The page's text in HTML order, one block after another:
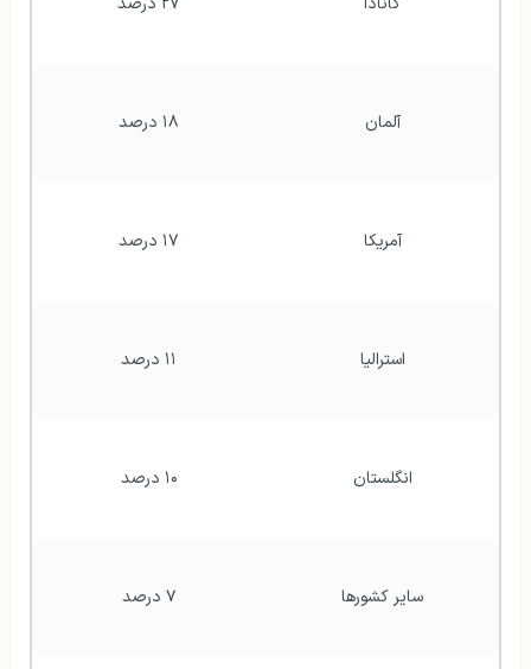
آلمان ۱۸ درصد
آمریکا ۱۷ درصد
استرالیا ۱۱ درصد
انگلستان ۱۰ درصد
سایر کشورها ۷ درصد